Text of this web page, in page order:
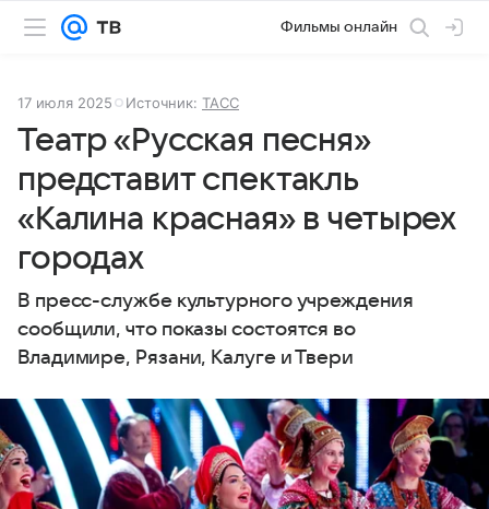
Фильмы онлайн
17 июля 2025 Источник: ТАСС
Театр «Русская песня»
представит спектакль
«Калина красная» в четырех
городах
В пресс-службе культурного учреждения
сообщили, что показы состоятся во
Владимире, Рязани, Калуге и Твери